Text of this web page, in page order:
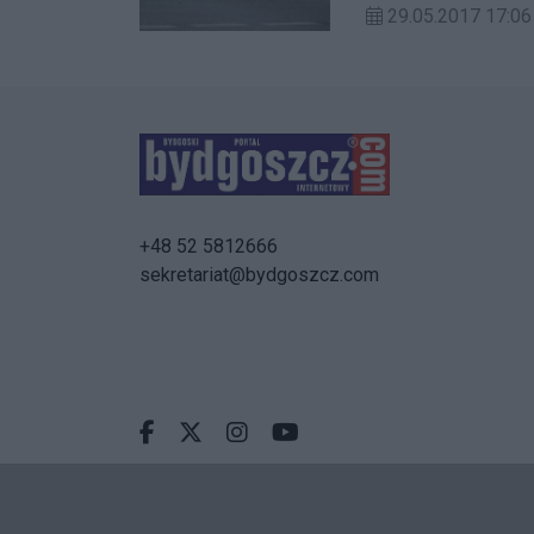
29.05.2017 17:06
+48 52 5812666
sekretariat@bydgoszcz.com
Facebook.com
X.comInstagram.com
Youtube.com